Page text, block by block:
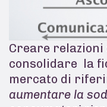
Creare relazioni
consolidare la
mercato di
aumentare la